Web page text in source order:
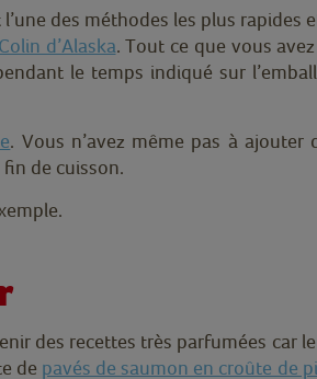
l’une des méthodes les plus rapides
Colin d’Alaska. Tout ce que vous
le temps indiqué sur
. Vous n’avez même pas à ajouter
de cuisson.
des recettes très parfumées car
de pavés de saumon en croûte de